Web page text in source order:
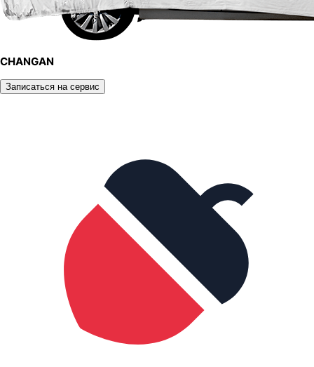
CHANGAN
Записаться на сервис